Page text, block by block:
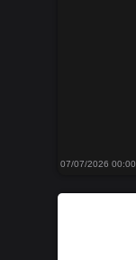
07/07/2026 00:00